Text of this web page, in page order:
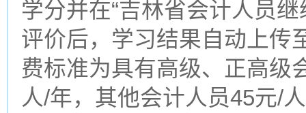
学分并在“吉林省会计人员
评价后，学习结果自动上传
费标准为具有高级、正高级
人/年，其他会计人员45元/